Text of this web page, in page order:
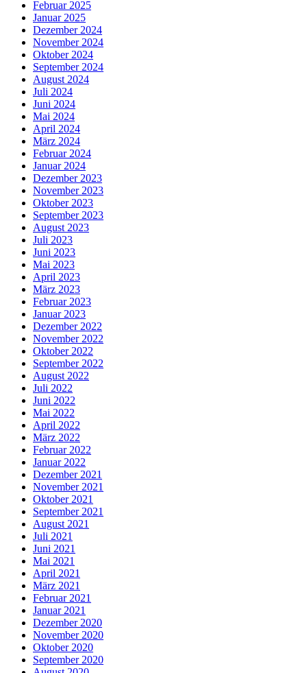
Februar 2025
Januar 2025
Dezember 2024
November 2024
Oktober 2024
September 2024
August 2024
Juli 2024
Juni 2024
Mai 2024
April 2024
März 2024
Februar 2024
Januar 2024
Dezember 2023
November 2023
Oktober 2023
September 2023
August 2023
Juli 2023
Juni 2023
Mai 2023
April 2023
März 2023
Februar 2023
Januar 2023
Dezember 2022
November 2022
Oktober 2022
September 2022
August 2022
Juli 2022
Juni 2022
Mai 2022
April 2022
März 2022
Februar 2022
Januar 2022
Dezember 2021
November 2021
Oktober 2021
September 2021
August 2021
Juli 2021
Juni 2021
Mai 2021
April 2021
März 2021
Februar 2021
Januar 2021
Dezember 2020
November 2020
Oktober 2020
September 2020